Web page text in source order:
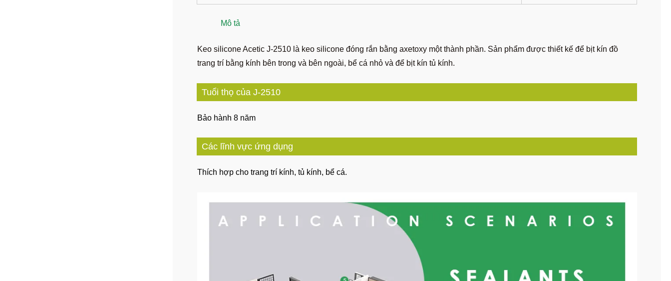
Mô tả
Keo silicone Acetic J-2510 là keo silicone đóng rắn bằng axetoxy một thành phần. Sản phẩm được thiết kế để bịt kín đồ
trang trí bằng kính bên trong và bên ngoài, bể cá nhỏ và để bịt kín tủ kính.
Tuổi thọ của J-2510
Bảo hành 8 năm
Các lĩnh vực ứng dụng
Thích hợp cho trang trí kính, tủ kính, bể cá.